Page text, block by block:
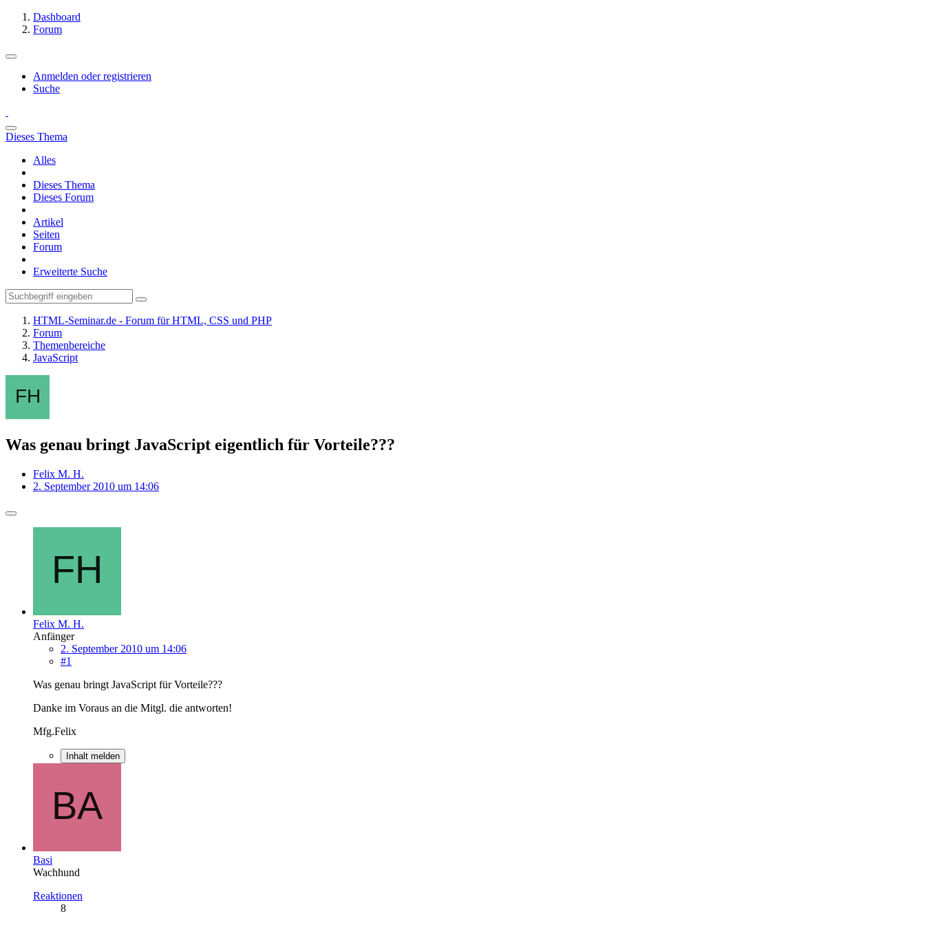
Dashboard
Forum
Anmelden oder registrieren
Suche
Dieses Thema
Alles
Dieses Thema
Dieses Forum
Artikel
Seiten
Forum
Erweiterte Suche
HTML-Seminar.de - Forum für HTML, CSS und PHP
Forum
Themenbereiche
JavaScript
Was genau bringt JavaScript eigentlich für Vorteile???
Felix M. H.
2. September 2010 um 14:06
Felix M. H.
Anfänger
2. September 2010 um 14:06
#1
Was genau bringt JavaScript für Vorteile???
Danke im Voraus an die Mitgl. die antworten!
Mfg.Felix
Inhalt melden
Basi
Wachhund
Reaktionen
8